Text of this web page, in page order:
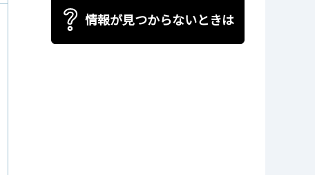
情報が見つからないときは